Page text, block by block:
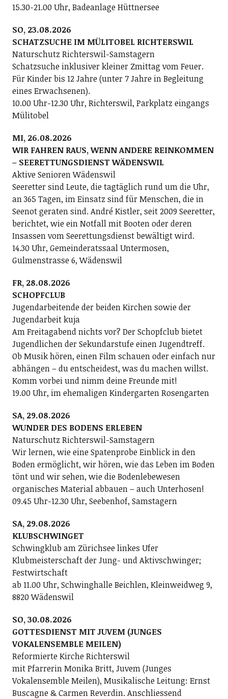
15.30-21.00 Uhr, Badeanlage Hüttnersee
SO, 23.08.2026
SCHATZSUCHE IM MÜLITOBEL RICHTERSWIL
Naturschutz Richterswil-Samstagern
Schatzsuche inklusiver kleiner Zmittag vom Feuer.
Für Kinder bis 12 Jahre (unter 7 Jahre in Begleitung
eines Erwachsenen).
10.00 Uhr-12.30 Uhr, Richterswil, Parkplatz eingangs
Mülitobel
MI, 26.08.2026
WIR FAHREN RAUS, WENN ANDERE REINKOMMEN
– SEERETTUNGSDIENST WÄDENSWIL
Aktive Senioren Wädenswil
Seeretter sind Leute, die tagtäglich rund um die Uhr,
an 365 Tagen, im Einsatz sind für Menschen, die in
Seenot geraten sind. André Kistler, seit 2009 Seeretter,
berichtet, wie ein Notfall mit Booten oder deren
Insassen vom Seerettungsdienst bewältigt wird.
14.30 Uhr, Gemeinderatssaal Untermosen,
Gulmenstrasse 6, Wädenswil
FR, 28.08.2026
SCHOPFCLUB
Jugendarbeitende der beiden Kirchen sowie der
Jugendarbeit kuja
Am Freitagabend nichts vor? Der Schopfclub bietet
Jugendlichen der Sekundarstufe einen Jugendtreff.
Ob Musik hören, einen Film schauen oder einfach nur
abhängen – du entscheidest, was du machen willst.
Komm vorbei und nimm deine Freunde mit!
19.00 Uhr, im ehemaligen Kindergarten Rosengarten
SA, 29.08.2026
WUNDER DES BODENS ERLEBEN
Naturschutz Richterswil-Samstagern
Wir lernen, wie eine Spatenprobe Einblick in den
Boden ermöglicht, wir hören, wie das Leben im Boden
tönt und wir sehen, wie die Bodenlebewesen
organisches Material abbauen – auch Unterhosen!
09.45 Uhr-12.30 Uhr, Seebenhof, Samstagern
SA, 29.08.2026
KLUBSCHWINGET
Schwingklub am Zürichsee linkes Ufer
Klubmeisterschaft der Jung- und Aktivschwinger;
Festwirtschaft
ab 11.00 Uhr, Schwinghalle Beichlen, Kleinweidweg 9,
8820 Wädenswil
SO, 30.08.2026
GOTTESDIENST MIT JUVEM (JUNGES
VOKALENSEMBLE MEILEN)
Reformierte Kirche Richterswil
mit Pfarrerin Monika Britt, Juvem (Junges
Vokalensemble Meilen), Musikalische Leitung: Ernst
Buscagne & Carmen Reverdin. Anschliessend